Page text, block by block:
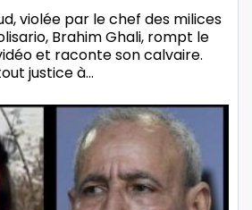
violée par le chef des milices
Brahim Ghali, rompt le
et raconte son calvaire.
justice à…